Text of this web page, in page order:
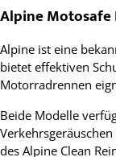
Alpine Motosafe
Alpine ist eine
bietet effektiven
Motorradrennen
Beide Modelle
des Alpine Clean